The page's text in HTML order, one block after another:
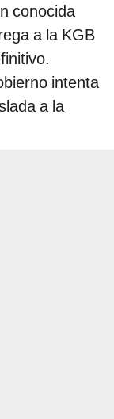
conocida
a la KGB
intenta
a la